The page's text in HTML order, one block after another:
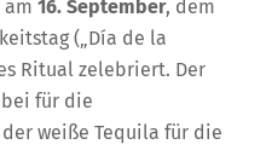
am16. September, dem
(„Día de la
Ritual zelebriert. Der
für die
weiße Tequila für die